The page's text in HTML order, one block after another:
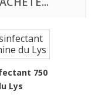
750
Lys